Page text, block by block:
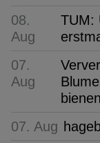
08.
Aug
TUM:
07.
Aug
07. Aug